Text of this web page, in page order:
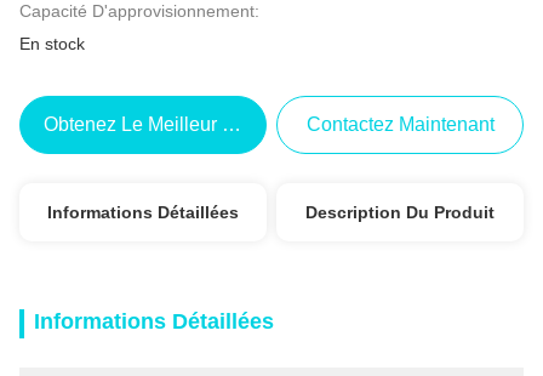
Capacité D'approvisionnement:
En stock
Obtenez Le Meilleur Prix Contactez Maintenant
Informations Détaillées Description Du Produit
Informations Détaillées